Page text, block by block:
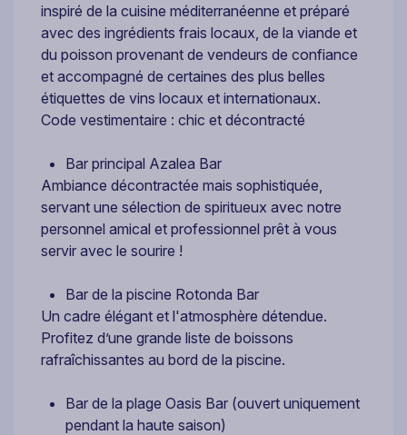
inspiré de la cuisine méditerranéenne et préparé
avec des ingrédients frais locaux, de la viande et
du poisson provenant de vendeurs de confiance
et accompagné de certaines des plus belles
étiquettes de vins locaux et internationaux.
Code vestimentaire : chic et décontracté
Bar principal Azalea Bar
Ambiance décontractée mais sophistiquée,
servant une sélection de spiritueux avec notre
personnel amical et professionnel prêt à vous
servir avec le sourire !
Bar de la piscine Rotonda Bar
Un cadre élégant et l'atmosphère détendue.
Profitez d’une grande liste de boissons
rafraîchissantes au bord de la piscine.
Bar de la plage Oasis Bar (ouvert uniquement
pendant la haute saison)